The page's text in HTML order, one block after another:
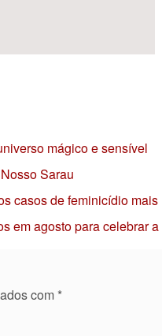
mágico e sensível
Sarau
casos de feminicídio
em agosto para celebrar
com *